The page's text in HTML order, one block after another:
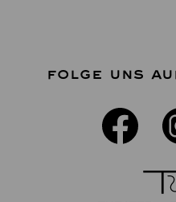
FOLGE UNS